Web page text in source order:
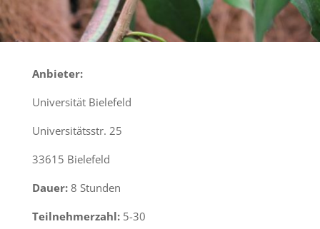
Anbieter:
Universität Bielefeld
Universitätsstr. 25
33615 Bielefeld
Dauer:8 Stunden
Teilnehmerzahl:5-30